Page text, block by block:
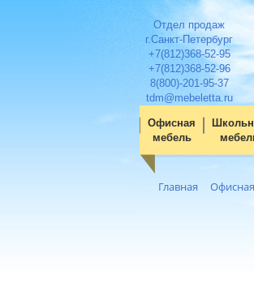
Отдел продаж
г.Санкт-Петербург
+7(812)368-52-95
+7(812)368-52-96
8(800)-201-95-37
tdm@mebeletta.ru
Офисная
мебель
Главная